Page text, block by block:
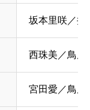
坂本里咲／井
西珠美／鳥原
宮田愛／鳥原